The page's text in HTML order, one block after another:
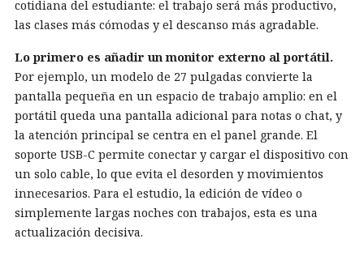
cotidiana del estudiante: el trabajo será más productivo,
las clases más cómodas y el descanso más agradable.
Lo primero es añadir un monitor externo al portátil.
Por ejemplo, un modelo de 27 pulgadas convierte la
pantalla pequeña en un espacio de trabajo amplio: en el
portátil queda una pantalla adicional para notas o chat, y
la atención principal se centra en el panel grande. El
soporte USB-C permite conectar y cargar el dispositivo con
un solo cable, lo que evita el desorden y movimientos
innecesarios. Para el estudio, la edición de vídeo o
simplemente largas noches con trabajos, esta es una
actualización decisiva.